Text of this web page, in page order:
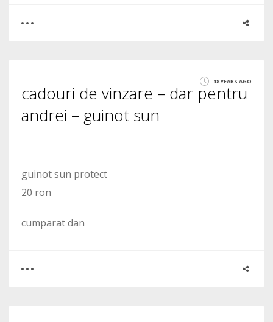
3285
18 YEARS AGO
cadouri de vinzare – dar pentru
andrei – guinot sun
guinot sun protect
20 ron
cumparat dan